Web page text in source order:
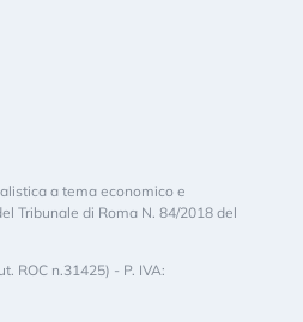
a tema economico e
Tribunale di Roma N. 84/2018 del
ROC n.31425) - P. IVA: